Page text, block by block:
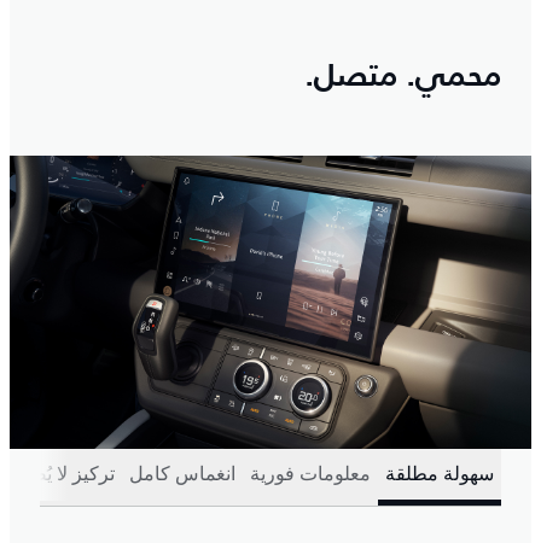
محمي. متصل.
سهولة مطلقة معلومات فورية انغماس كامل تركيز لا يُضاهى